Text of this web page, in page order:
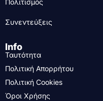
Πολιτισμός
Συνεντεύξεις
Info
Ταυτότητα
Πολιτική Απορρήτου
Πολιτική Cookies
Όροι Χρήσης